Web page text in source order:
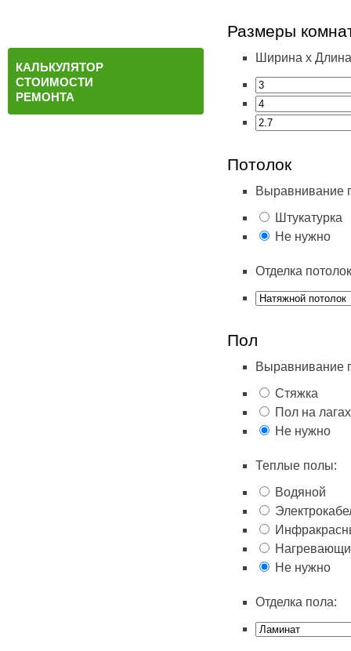
КАЛЬКУЛЯТОР
СТОИМОСТИ
РЕМОНТА
Размеры
Ширина х
Потолок
Выравнивание
Штукатурка
Не нужно
Отделка
Пол
Выравнивание
Стяжка
Пол на лагах
Не нужно
Теплые полы:
Водяной
Не нужно
Отделка пола: